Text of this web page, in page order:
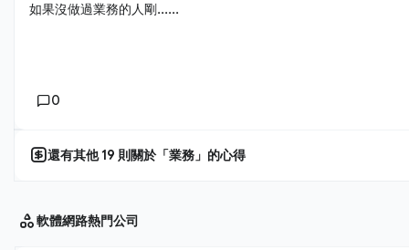
如果沒做過業務的人剛......
0
還有其他19 則關於「業務 」的心得
軟體網路熱門公司